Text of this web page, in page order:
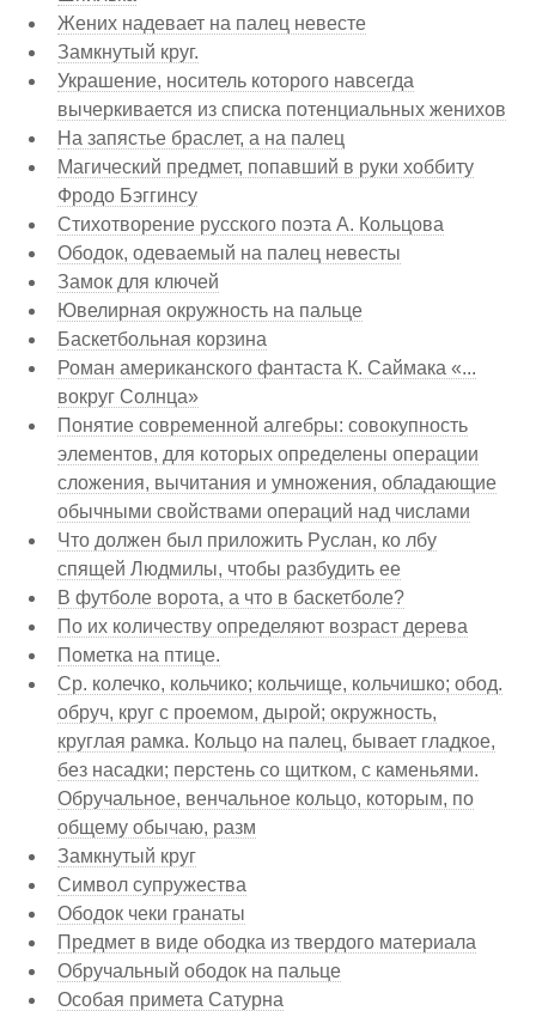
Жених надевает на палец невесте
Замкнутый круг.
Украшение, носитель которого навсегда
вычеркивается из списка потенциальных женихов
На запястье браслет, а на палец
Магический предмет, попавший в руки хоббиту
Фродо Бэггинсу
Стихотворение русского поэта А. Кольцова
Ободок, одеваемый на палец невесты
Замок для ключей
Ювелирная окружность на пальце
Баскетбольная корзина
Роман американского фантаста К. Саймака «...
вокруг Солнца»
Понятие современной алгебры: совокупность
элементов, для которых определены операции
сложения, вычитания и умножения, обладающие
обычными свойствами операций над числами
Что должен был приложить Руслан, ко лбу
спящей Людмилы, чтобы разбудить ее
В футболе ворота, а что в баскетболе?
По их количеству определяют возраст дерева
Пометка на птице.
Ср. колечко, кольчико; кольчище, кольчишко; обод.
обруч, круг с проемом, дырой; окружность,
круглая рамка. Кольцо на палец, бывает гладкое,
без насадки; перстень со щитком, с каменьями.
Обручальное, венчальное кольцо, которым, по
общему обычаю, разм
Замкнутый круг
Символ супружества
Ободок чеки гранаты
Предмет в виде ободка из твердого материала
Обручальный ободок на пальце
Особая примета Сатурна